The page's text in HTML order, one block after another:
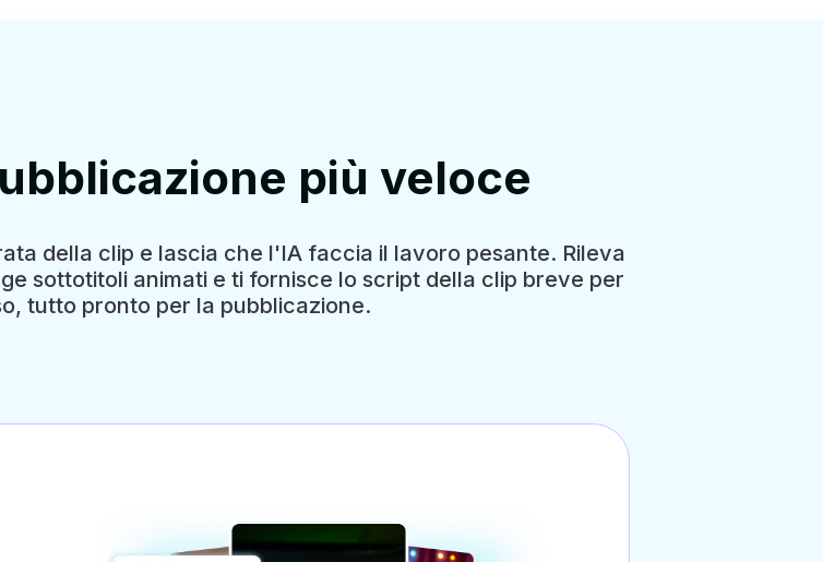
più veloce
della clip e lascia che l'IA faccia il lavoro pesante. Rileva
sottotitoli animati e ti fornisce lo script della clip breve per
tutto pronto per la pubblicazione.